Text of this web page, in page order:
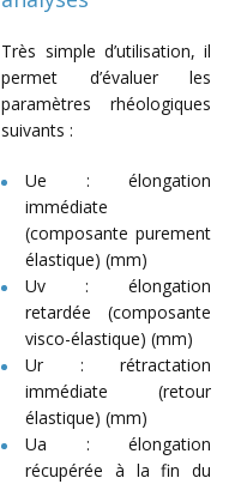
Très simple d’utilisation, il
permet d’évaluer les
paramètres rhéologiques
suivants :
Ue : élongation
immédiate
(composante purement
élastique) (mm)
Uv : élongation
retardée (composante
visco-élastique) (mm)
Ur : rétractation
immédiate (retour
élastique) (mm)
Ua : élongation
récupérée à la fin du